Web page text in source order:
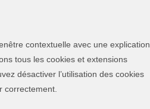
contextuelle avec une explication
tous les cookies et extensions
désactiver l’utilisation des cookies
correctement.